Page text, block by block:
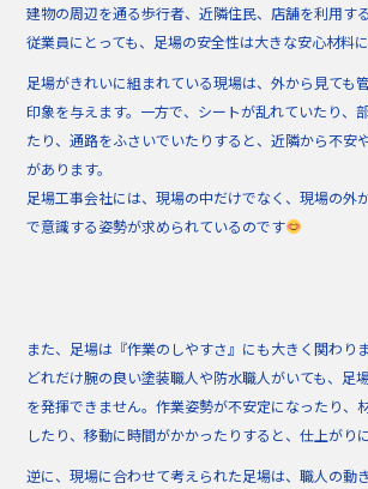
建物の周辺を通る歩行者、近隣住民、店舗を利用す
従業員にとっても、足場の安全性は大きな安心材料に
足場がきれいに組まれている現場は、外から見ても
印象を与えます。一方で、シートが乱れていたり、
たり、通路をふさいでいたりすると、近隣から不安
があります。
足場工事会社には、現場の中だけでなく、現場の外
で意識する姿勢が求められているのです
また、足場は『作業のしやすさ』にも大きく関わりま
どれだけ腕の良い塗装職人や防水職人がいても、足
を発揮できません。作業姿勢が不安定になったり、
したり、移動に時間がかかったりすると、仕上がり
逆に、現場に合わせて考えられた足場は、職人の動